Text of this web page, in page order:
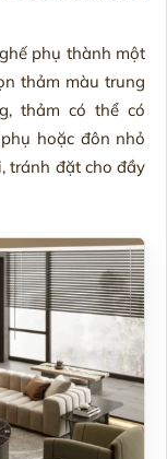
phụ thành một
thảm màu trung
thảm có thể có
hoặc đôn nhỏ
tránh đặt cho đầy